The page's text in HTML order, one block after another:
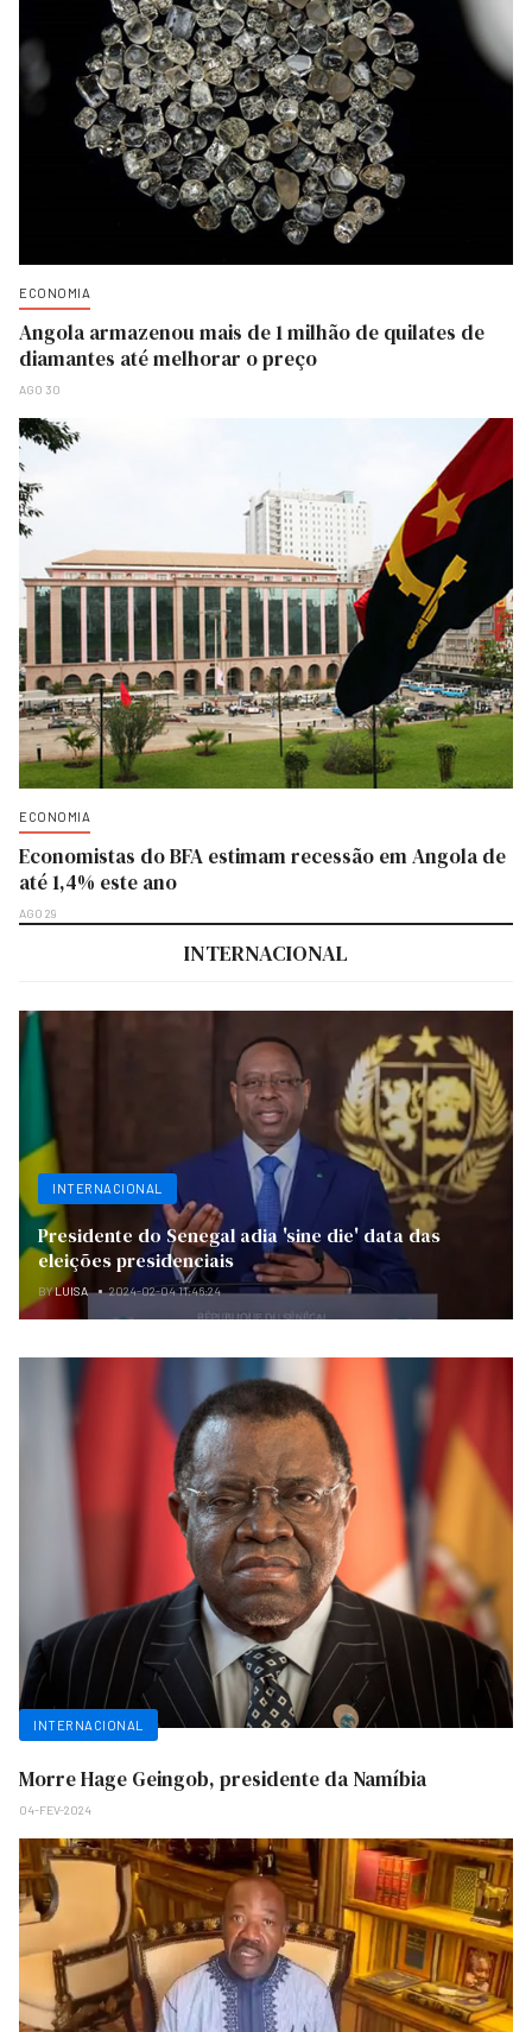
ECONOMIA
Angola armazenou mais de 1 milhão de quilates de
diamantes até melhorar o preço
AGO 30
ECONOMIA
Economistas do BFA estimam recessão em Angola de
até 1,4% este ano
AGO 29
INTERNACIONAL
INTERNACIONAL
Presidente do Senegal adia 'sine die' data das
eleições presidenciais
BYLUISA 2024-02-04 11:46:24
INTERNACIONAL
Morre Hage Geingob, presidente da Namíbia
04-FEV-2024